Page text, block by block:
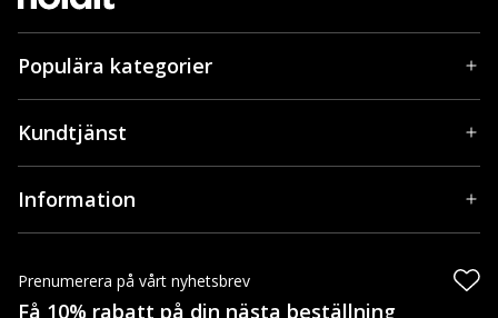
Populära kategorier
Kundtjänst
Information
Prenumerera på vårt nyhetsbrev
Få 10% rabatt på din nästa beställning